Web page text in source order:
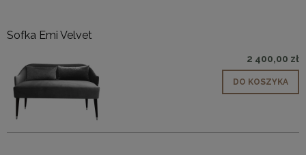
Sofka Emi Velvet
2 400,00 zł
DO KOSZYKA